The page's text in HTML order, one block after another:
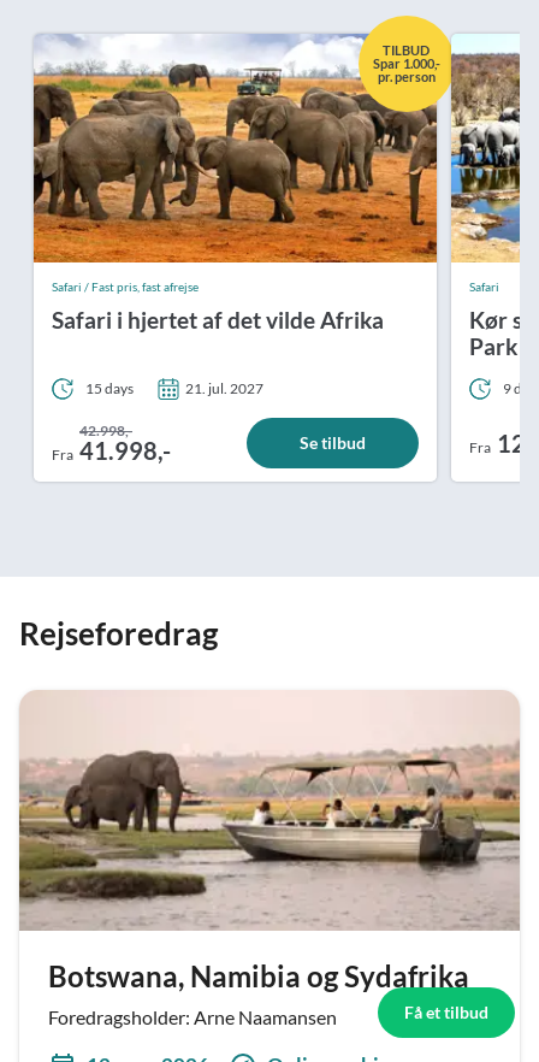
Få et tilbud
TILBUD
Spar 1.000,-
pr. person
Safari / Fast pris, fast afrejse
Safari i hjertet af det vilde Afrika
15 days 21. jul. 2027
Fra
42.998,-
41.998,- Se tilbud
Safari
Kør
Park i
9
Fra
Rejseforedrag
Botswana, Namibia og Sydafrika
Foredragsholder: Arne Naamansen